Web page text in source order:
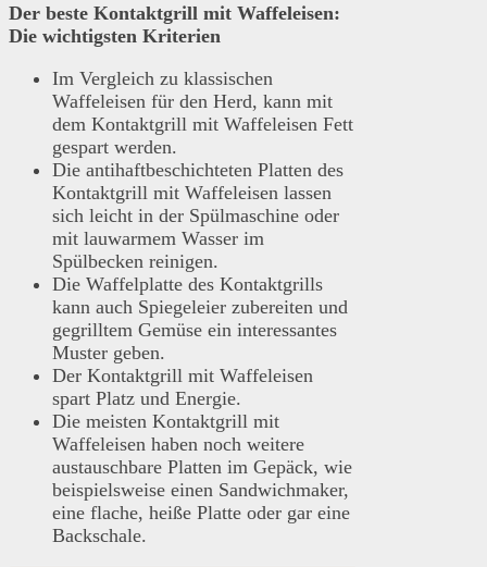
Der beste Kontaktgrill mit Waffeleisen:
Die wichtigsten Kriterien
Im Vergleich zu klassischen
Waffeleisen für den Herd, kann mit
dem Kontaktgrill mit Waffeleisen Fett
gespart werden.
Die antihaftbeschichteten Platten des
Kontaktgrill mit Waffeleisen lassen
sich leicht in der Spülmaschine oder
mit lauwarmem Wasser im
Spülbecken reinigen.
Die Waffelplatte des Kontaktgrills
kann auch Spiegeleier zubereiten und
gegrilltem Gemüse ein interessantes
Muster geben.
Der Kontaktgrill mit Waffeleisen
spart Platz und Energie.
Die meisten Kontaktgrill mit
Waffeleisen haben noch weitere
austauschbare Platten im Gepäck, wie
beispielsweise einen Sandwichmaker,
eine flache, heiße Platte oder gar eine
Backschale.